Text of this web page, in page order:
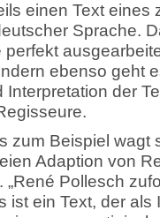
einen Text eines
Sprache.
perfekt
ebenso geht
Interpretation der
zum Beispiel wagt
Adaption von
„René Pollesch
ist ein Text, der